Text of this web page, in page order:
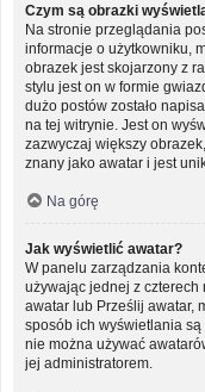
Czym są obrazki
Na stronie przeglądania
informacje o użytkowniku,
obrazek jest skojarzony z
stylu jest on w formie
dużo postów zostało
na tej witrynie. Jest on
zazwyczaj większy
znany jako awatar i jest
Na górę
Jak wyświetlić awatar?
W panelu zarządzania
używając jednej z czterech
awatar lub Prześlij awatar,
sposób ich wyświetlania
nie można używać
jej administratorem.